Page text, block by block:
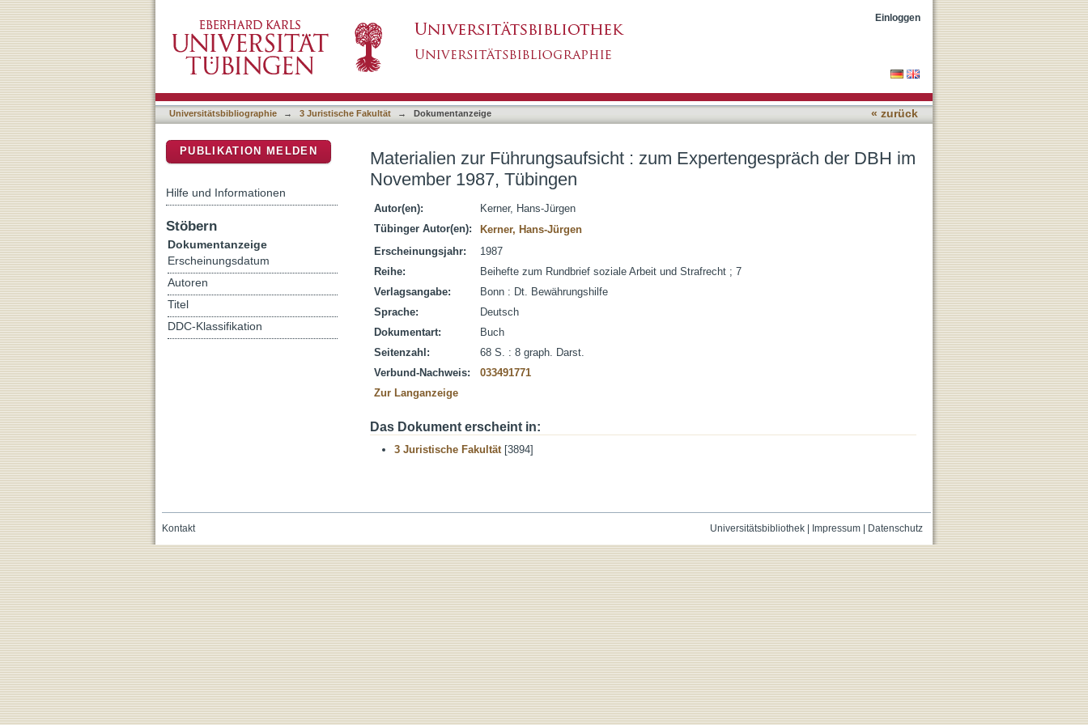
Materialien zur Führungsaufsicht : zum Expertengespräch der DBH im November 1987, Tübingen
Einloggen
Universitätsbibliographie → 3 Juristische Fakultät → Dokumentanzeige « zurück
Materialien zur Führungsaufsicht : zum Expertengespräch der DBH im
November 1987, Tübingen
Autor(en):
Kerner, Hans-Jürgen
Tübinger Autor(en):
Kerner, Hans-Jürgen
Erscheinungsjahr:
1987
Reihe:
Beihefte zum Rundbrief soziale Arbeit und Strafrecht ; 7
Verlagsangabe:
Bonn : Dt. Bewährungshilfe
Sprache:
Deutsch
Dokumentart:
Buch
Seitenzahl:
68 S. : 8 graph. Darst.
Verbund-Nachweis:
033491771
Zur Langanzeige
Das Dokument erscheint in:
3 Juristische Fakultät[3894]
PUBLIKATION MELDEN
Hilfe und Informationen
Stöbern
Dokumentanzeige
Erscheinungsdatum
Autoren
Titel
DDC-Klassifikation
Universitätsbibliothek| Impressum| Datenschutz
Kontakt